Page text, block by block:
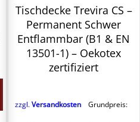
Tischdecke Trevira CS –
Permanent Schwer
Entflammbar (B1 & EN
13501-1) – Oekotex
zertifiziert
zzgl.Versandkosten Grundpreis: